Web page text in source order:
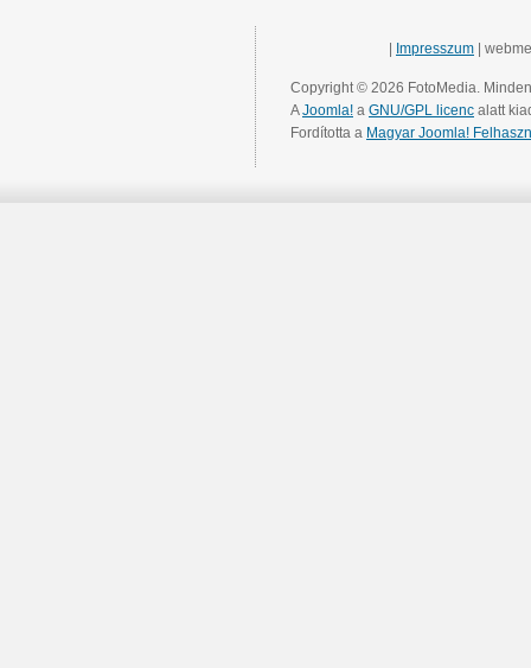
Impresszum |
Copyright © 2026 FotoMedia.
AJoomla! a GNU/GPL licenc alatt
Fordította a Magyar Joomla!